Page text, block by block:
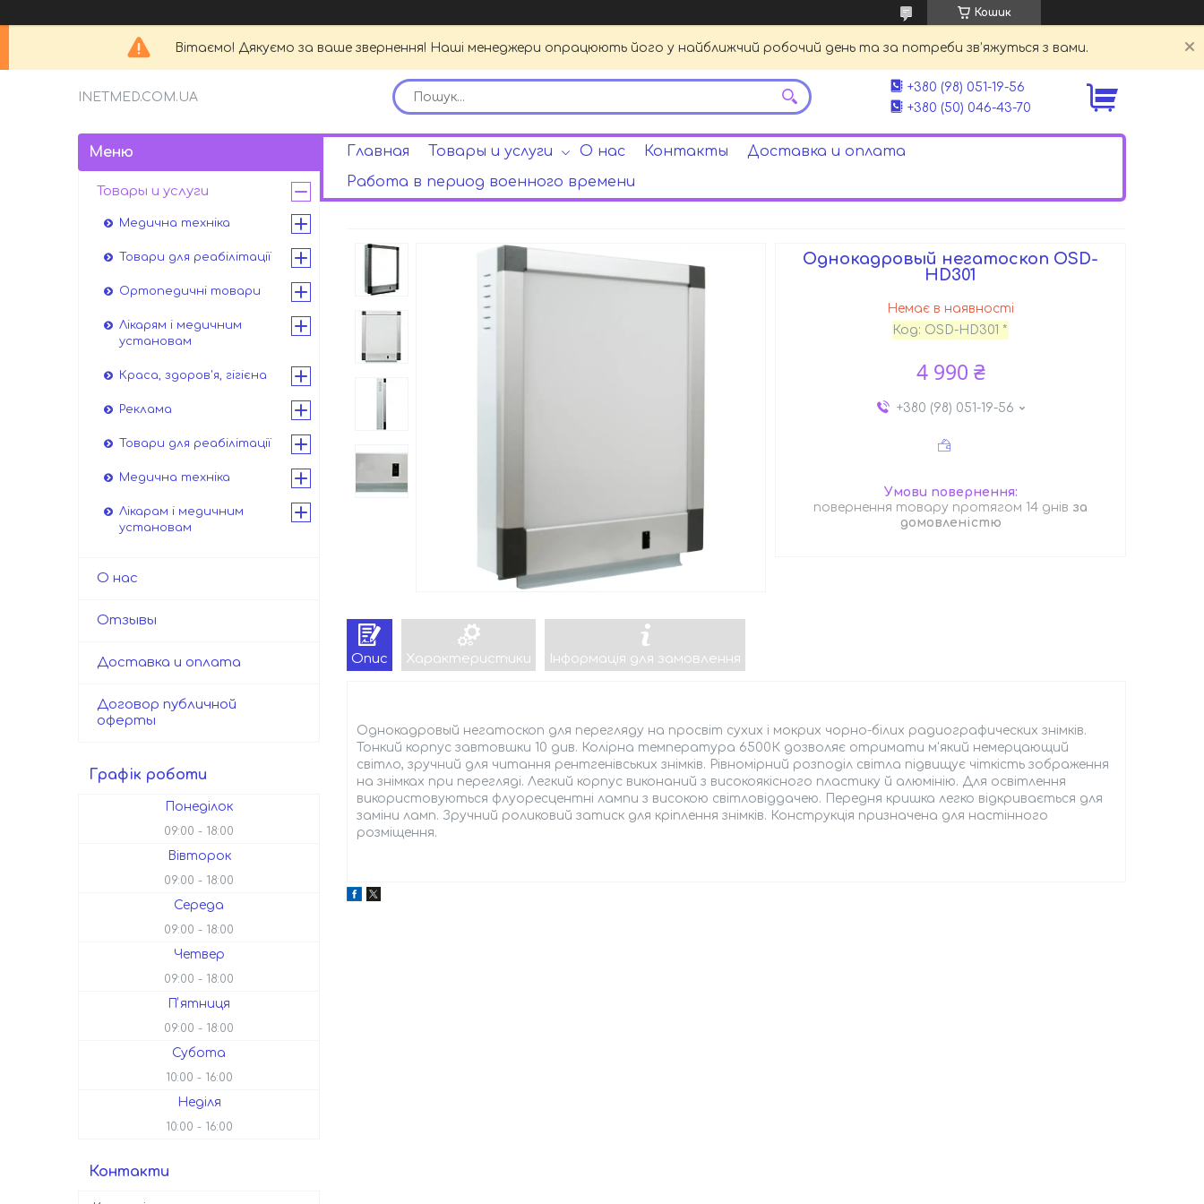
Кошик
Вітаємо! Дякуємо за ваше звернення! Наші менеджери опрацюють його у найближчий робочий день та за потреби зв’яжуться з вами.
INETMED.COM.UA
+380 (98) 051-19-56
+380 (50) 046-43-70
Главная Товары и услуги О нас Контакты
Доставка и оплата
Работа в период военного времени
Однокадровый негатоскоп OSD-
HD301
Немає в наявності
Код: OSD-HD301 *
4 990 ₴
+380 (98) 051-19-56
повернення товару протягом 14 днів за
домовленістю
Опис Характеристики Інформація для замовлення
Однокадровый негатоскоп для перегляду на просвіт сухих і мокрих чорно-білих радиографических знімків.
Тонкий корпус завтовшки 10 див. Колірна температура 6500К дозволяє отримати м'який немерцающий
світло, зручний для читання рентгенівських знімків. Рівномірний розподіл світла підвищує чіткість зображення
на знімках при перегляді. Легкий корпус виконаний з високоякісного пластику й алюмінію. Для освітлення
використовуються флуоресцентні лампи з високою світловіддачею. Передня кришка легко відкривається для
заміни ламп. Зручний роликовий затиск для кріплення знімків. Конструкція призначена для настінного
розміщення.
Товары и услуги
Медична техніка
Товари для реабілітації
Ортопедичні товари
Лікарям і медичним
установам
Краса, здоров'я, гігієна
Реклама
Товари для реабілітації
Медична техніка
Лікарам і медичним
установам
О нас
Отзывы
Доставка и оплата
Договор публичной
оферты
Графік роботи
Понеділок
09:00 18:00
Вівторок
09:00 18:00
Середа
09:00 18:00
Четвер
09:00 18:00
Пʼятниця
09:00 18:00
Субота
10:00 16:00
Неділя
10:00 16:00
Контакти